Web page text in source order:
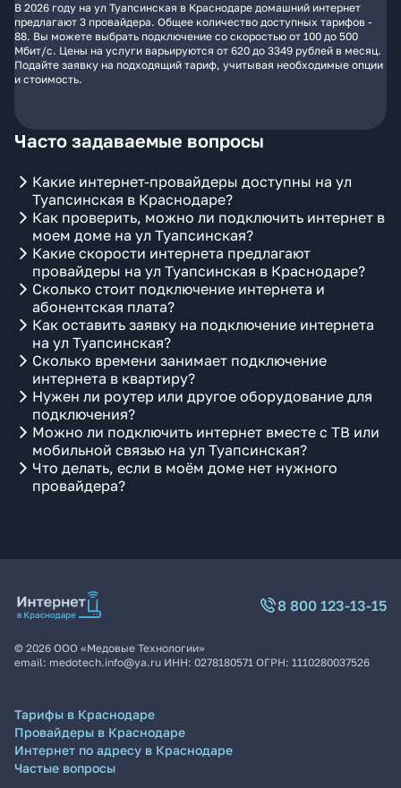
В 2026 году на ул Туапсинская в Краснодаре домашний интернет
предлагают 3 провайдера. Общее количество доступных тарифов -
88. Вы можете выбрать подключение со скоростью от 100 до 500
Мбит/с. Цены на услуги варьируются от 620 до 3349 рублей в месяц.
Подайте заявку на подходящий тариф, учитывая необходимые опции
и стоимость.
Часто задаваемые вопросы
Какие интернет-провайдеры доступны на ул
Туапсинская в Краснодаре?
Как проверить, можно ли подключить интернет в
моем доме на ул Туапсинская?
Какие скорости интернета предлагают
провайдеры на ул Туапсинская в Краснодаре?
Сколько стоит подключение интернета и
абонентская плата?
Как оставить заявку на подключение интернета
на ул Туапсинская?
Сколько времени занимает подключение
интернета в квартиру?
Нужен ли роутер или другое оборудование для
подключения?
Можно ли подключить интернет вместе с ТВ или
мобильной связью на ул Туапсинская?
Что делать, если в моём доме нет нужного
провайдера?
8 800 123-13-15
© 2026 ООО «Медовые Технологии»
email: medotech.info@ya.ru ИНН: 0278180571 ОГРН: 1110280037526
Тарифы в Краснодаре
Провайдеры в Краснодаре
Интернет по адресу в Краснодаре
Частые вопросы